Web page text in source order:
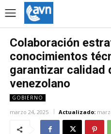
Colaboración
conocimientos
garantizar calidad
venezolano
GOBIERNO
marzo 24, 2025 Actualizado: